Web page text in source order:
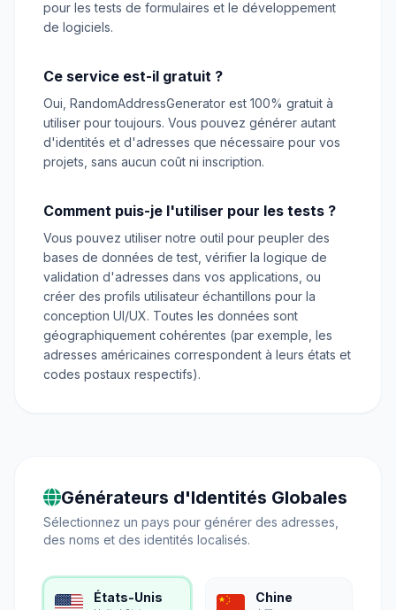
pour les tests de formulaires et le développement
de logiciels.
Ce service est-il gratuit ?
Oui, RandomAddressGenerator est 100% gratuit à
utiliser pour toujours. Vous pouvez générer autant
d'identités et d'adresses que nécessaire pour vos
projets, sans aucun coût ni inscription.
Comment puis-je l'utiliser pour les tests ?
Vous pouvez utiliser notre outil pour peupler des
bases de données de test, vérifier la logique de
validation d'adresses dans vos applications, ou
créer des profils utilisateur échantillons pour la
conception UI/UX. Toutes les données sont
géographiquement cohérentes (par exemple, les
adresses américaines correspondent à leurs états et
codes postaux respectifs).
Générateurs d'Identités Globales
Sélectionnez un pays pour générer des adresses,
des noms et des identités localisés.
États-Unis Chine